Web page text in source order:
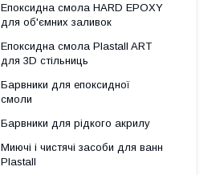
Епоксидна смола HARD EPOXY
для об'ємних заливок
Епоксидна смола Plastall ART
для 3D стільниць
Барвники для епоксидної
смоли
Барвники для рідкого акрилу
Миючі і чистячі засоби для ванн
Plastall